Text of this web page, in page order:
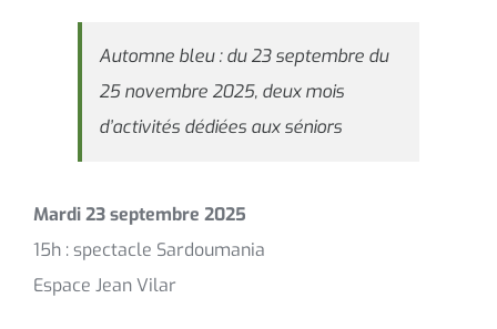
Automne bleu : du 23 septembre du
25 novembre 2025, deux mois
d’activités dédiées aux séniors
Mardi 23 septembre 2025
15h : spectacle Sardoumania
Espace Jean Vilar